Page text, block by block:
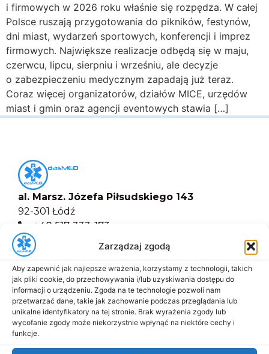
Zarządzaj zgodą
Aby zapewnić jak najlepsze wrażenia, korzystamy z technologii, takich
jak pliki cookie, do przechowywania i/lub uzyskiwania dostępu do
informacji o urządzeniu. Zgoda na te technologie pozwoli nam
przetwarzać dane, takie jak zachowanie podczas przeglądania lub
unikalne identyfikatory na tej stronie. Brak wyrażenia zgody lub
wycofanie zgody może niekorzystnie wpłynąć na niektóre cechy i
funkcje.
i firmowych w 2026 roku właśnie się rozpędza. W całej
Polsce ruszają przygotowania do pikników, festynów,
dni miast, wydarzeń sportowych, konferencji i imprez
firmowych. Największe realizacje odbędą się w maju,
czerwcu, lipcu, sierpniu i wrześniu, ale decyzje
o zabezpieczeniu medycznym zapadają już teraz.
Coraz więcej organizatorów, działów MICE, urzędów
miast i gmin oraz agencji eventowych stawia […]
al. Marsz. Józefa Piłsudskiego 143
92-301 Łódź
+48 517-333-173
biuro@dasmed.pl
Menu
Start
O nas
Oferta
Cennik